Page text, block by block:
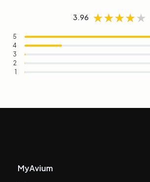
3.96 ★★★★★
★★★★★
★★★★★
5
4
3
2
1
MyAvium